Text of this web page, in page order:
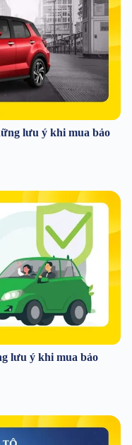
lưu ý khi mua bảo
lưu ý khi mua bảo